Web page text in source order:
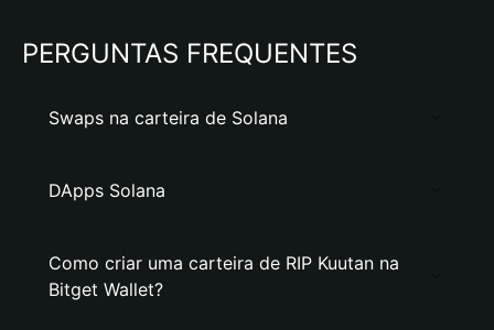
PERGUNTAS FREQUENTES
Swaps na carteira de Solana
DApps Solana
Como criar uma carteira de RIP Kuutan na
Bitget Wallet?